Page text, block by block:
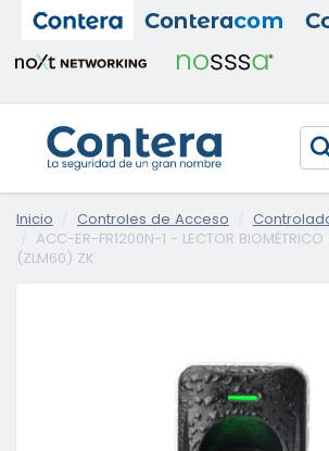
Inicio Controles de Acceso
ACC-ER-FR1200N-1 - LECTOR
(ZLM60) ZK